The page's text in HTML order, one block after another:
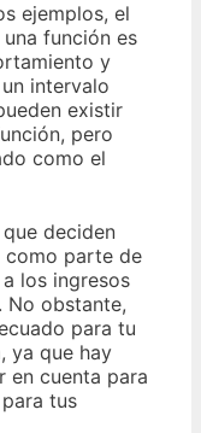
ejemplos, el
función es
y
intervalo
existir
pero
como el
deciden
como parte de
los ingresos
No obstante,
para tu
ya que hay
en cuenta para
tus